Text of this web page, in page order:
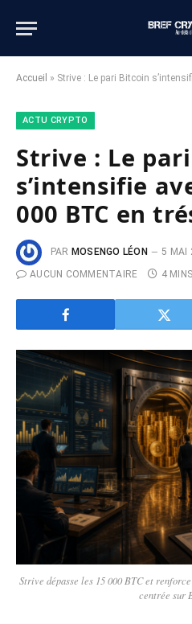
Accueil » Strive : Le pari Bitcoin s’intensifie
ACTU CRYPTO
Strive : Le
s’intensifie
000 BTC en
PAR MOSENGO LÉON
5 MAI
AUCUN COMMENTAIRE
4
Strive dépasse les 15 000 BTC et
centrée sur